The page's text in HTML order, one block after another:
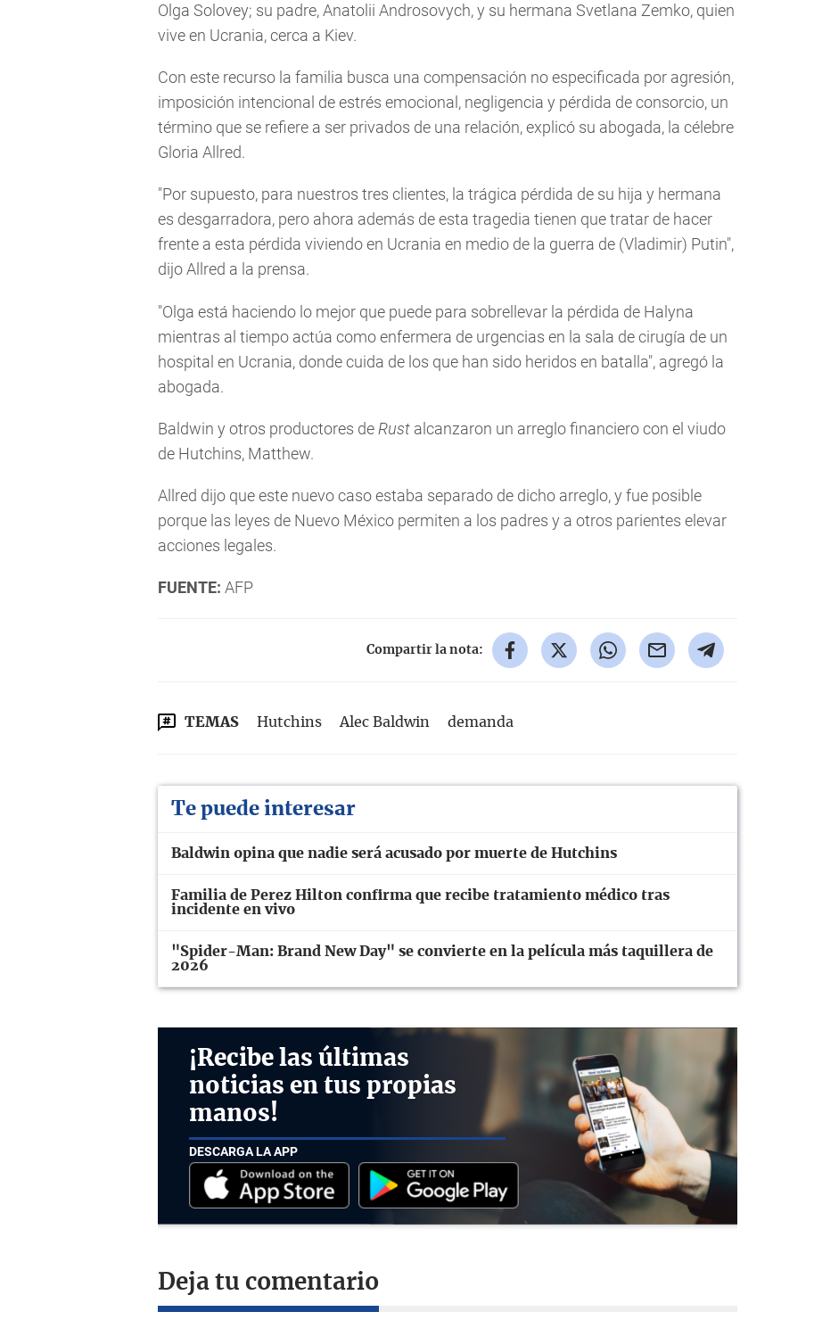
Olga Solovey; su padre, Anatolii Androsovych, y su hermana Svetlana Zemko, quien
vive en Ucrania, cerca a Kiev.
Con este recurso la familia busca una compensación no especificada por agresión,
imposición intencional de estrés emocional, negligencia y pérdida de consorcio, un
término que se refiere a ser privados de una relación, explicó su abogada, la célebre
Gloria Allred.
"Por supuesto, para nuestros tres clientes, la trágica pérdida de su hija y hermana
es desgarradora, pero ahora además de esta tragedia tienen que tratar de hacer
frente a esta pérdida viviendo en Ucrania en medio de la guerra de (Vladimir) Putin",
dijo Allred a la prensa.
"Olga está haciendo lo mejor que puede para sobrellevar la pérdida de Halyna
mientras al tiempo actúa como enfermera de urgencias en la sala de cirugía de un
hospital en Ucrania, donde cuida de los que han sido heridos en batalla", agregó la
abogada.
Baldwin y otros productores deRust alcanzaron un arreglo financiero con el viudo
de Hutchins, Matthew.
Allred dijo que este nuevo caso estaba separado de dicho arreglo, y fue posible
porque las leyes de Nuevo México permiten a los padres y a otros parientes elevar
acciones legales.
FUENTE: AFP
Compartir la nota:
TEMAS Hutchins Alec Baldwin demanda
Te puede interesar
Baldwin opina que nadie será acusado por muerte de Hutchins
Familia de Perez Hilton confirma que recibe tratamiento médico tras
incidente en vivo
"Spider-Man: Brand New Day" se convierte en la película más taquillera de
2026
¡Recibe las últimas
noticias en tus propias
manos!
DESCARGA LA APP
Deja tu comentario